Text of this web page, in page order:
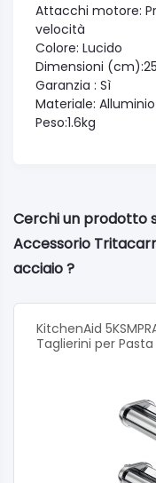
Attacchi motore:
velocità
Colore: Lucido
Dimensioni
Garanzia : Sì
Materiale:
Peso:1.6kg
Cerchi un prodotto
Accessorio
acciaio ?
KitchenAid
Taglierini per Pasta